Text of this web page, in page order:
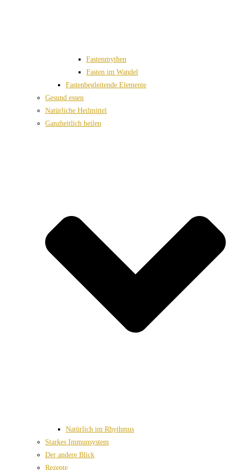
Fastenmythen
Fasten im Wandel
Fastenbegleitende Elemente
Gesund essen
Natürliche Heilmittel
Ganzheitlich heilen
Natürlich im Rhythmus
Starkes Immunsystem
Der andere Blick
Rezepte